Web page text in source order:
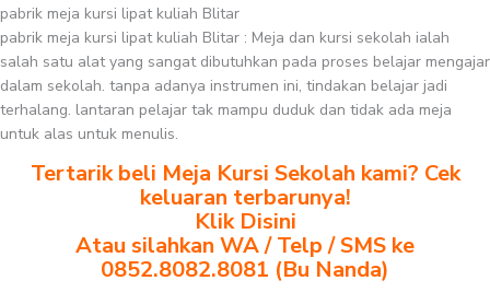
pabrik meja kursi lipat kuliah Blitar
pabrik meja kursi lipat kuliah Blitar : Meja dan kursi sekolah ialah
salah satu alat yang sangat dibutuhkan pada proses belajar mengajar
dalam sekolah. tanpa adanya instrumen ini, tindakan belajar jadi
terhalang. lantaran pelajar tak mampu duduk dan tidak ada meja
untuk alas untuk menulis.
Tertarik beli Meja Kursi Sekolah kami? Cek
keluaran terbarunya!
Klik Disini
Atau silahkan WA / Telp / SMS ke
0852.8082.8081 (Bu Nanda)